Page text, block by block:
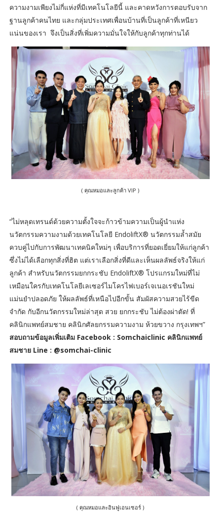
ความงามเพียงไม่กี่แห่งที่มีเทคโนโลยีนี้ และคาดหวังการตอบรับจาก
ฐานลูกค้าคนไทย และกลุ่มประเทศเพื่อนบ้านที่เป็นลูกค้าที่เหนียว
แน่นของเรา จึงเป็นสิ่งที่เพิ่มความมั่นใจให้กับลูกค้าทุกท่านได้
( คุณหมอและลูกค้า VIP )
“ไม่หลุดเทรนด์ด้วยความตั้งใจจะก้าวข้ามความเป็นผู้นำแห่ง
นวัตกรรมความงามด้วยเทคโนโลยี EndoliftX® นวัตกรรมล้ำสมัย
ควบคู่ไปกับการพัฒนาเทคนิคใหม่ๆ เพื่อบริการที่ยอดเยี่ยมให้แก่ลูกค้า
ซึ่งไม่ได้เลือกทุกสิ่งที่ฮิต แต่เราเลือกสิ่งที่ดีและเห็นผลลัพธ์จริงให้แก่
ลูกค้า สำหรับนวัตกรรมยกกระชับ EndoliftX® โปรแกรมใหม่ที่ไม่
เหมือนใครกับเทคโนโลยีเลเซอร์ไมโครไฟเบอร์เจเนอเรชันใหม่
แม่นยำปลอดภัย ให้ผลลัพธ์ที่เหนือไปอีกขั้น สัมผัสความสวยไร้ขีด
จำกัด กับอีกนวัตกรรมใหม่ล่าสุด สวย ยกกระชับ ไม่ต้องผ่าตัด! ที่
คลินิกแพทย์สมชาย คลินิกศัลยกรรมความงาม ห้วยขวาง กรุงเทพฯ”
สอบถามข้อมูลเพิ่มเติม Facebook : Somchaiclinic คลินิกแพทย์
สมชาย Line : @somchai-clinic
( คุณหมอและอินฟูเอนเซอร์ )